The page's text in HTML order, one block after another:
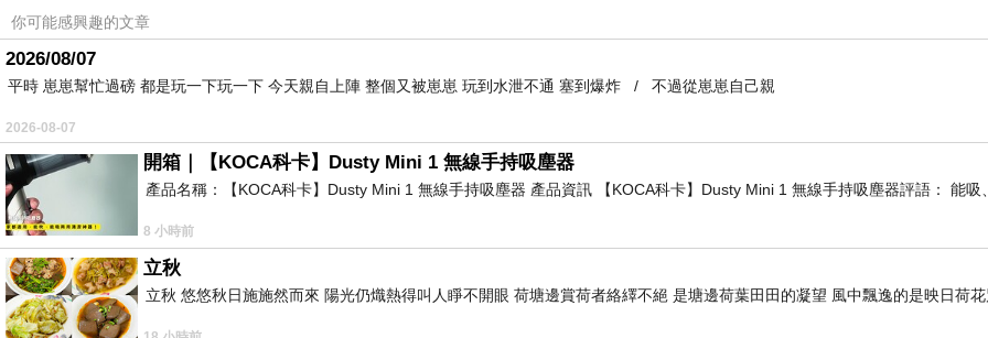
你可能感興趣的文章
2026/08/07
平時 崽崽幫忙過磅 都是玩一下玩一下 今天親自上陣 整個又被崽崽 玩到水泄不通 塞到爆炸 / 不過從崽崽自己親
2026-08-07
開箱｜【KOCA科卡】Dusty Mini 1 無線手持吸塵器
產品名稱：【KOCA科卡】Dusty Mini 1 無線手持吸塵器 產品資訊 【KOCA科卡】Dusty Mini 1 無線手持吸塵器評語： 能吸
8 小時前
立秋
立秋 悠悠秋日施施然而來 陽光仍熾熱得叫人睜不開眼 荷塘邊賞荷者絡繹不絕 是塘邊荷葉田田的凝望 風中飄逸的是映日荷